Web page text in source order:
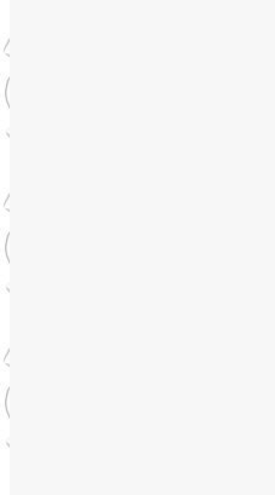
Как быстро уснуть без
Проблемы со сном стали
современной городской
уснуть без лекарств
суперсилой. Стрессы,
гаджетов, шумовое и
темнота и тишина
приводит к тому, что уснуть
Что же делать? Много
лекарств найдём в йоге.